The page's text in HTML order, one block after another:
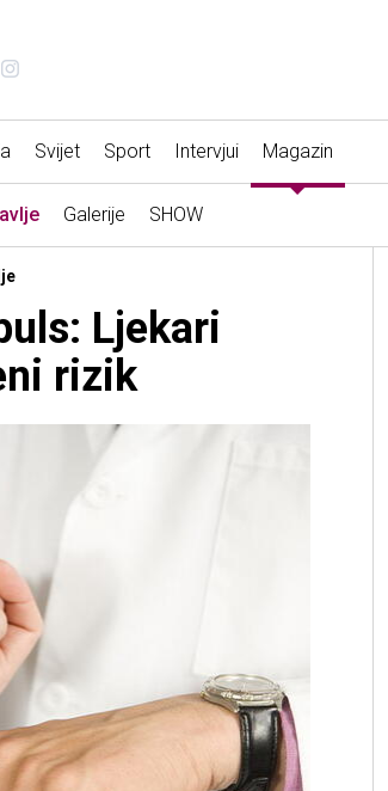
Svijet Sport Intervjui Magazin
Galerije SHOW
Ljekari
rizik